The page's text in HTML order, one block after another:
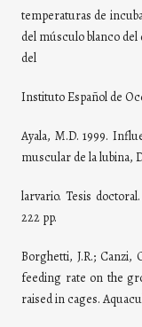
temperaturas de
del músculo blanco
del
Instituto Español de
Ayala, M.D. 1999.
muscular de la lubina,
larvario. Tesis
222 pp.
Borghetti, J.R.; Canzi,
feeding rate on the
raised in cages.